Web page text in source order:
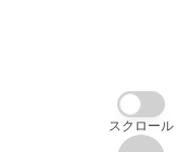
スクロール